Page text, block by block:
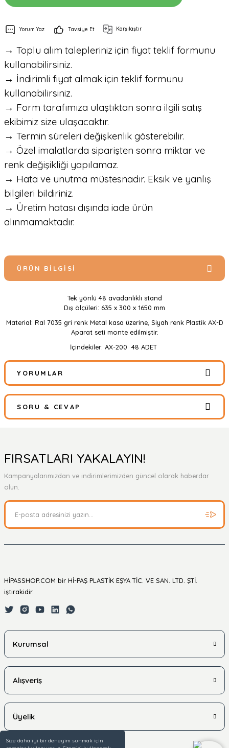
Size daha iyi bir deneyim sunmak için
Yorum Yaz Tavsiye Et Karşılaştır
→ Toplu alım talepleriniz için fiyat teklif formunu
kullanabilirsiniz.
→ İndirimli fiyat almak için teklif formunu
kullanabilirsiniz.
→ Form tarafımıza ulaştıktan sonra ilgili satış
ekibimiz size ulaşacaktır.
→ Termin süreleri değişkenlik gösterebilir.
→ Özel imalatlarda siparişten sonra miktar ve
renk değişikliği yapılamaz.
→ Hata ve unutma müstesnadır. Eksik ve yanlış
bilgileri bildiriniz.
→ Üretim hatası dışında iade ürün
alınmamaktadır.
ÜRÜN BILGISI
Tek yönlü 48 avadanlıklı stand
Dış ölçüleri: 635 x 300 x 1650 mm
Material: Ral 7035 gri renk Metal kasa üzerine, Siyah renk Plastik AX-D
Aparat seti monte edilmiştir.
İçindekiler: AX-200 48 ADET
YORUMLAR
Bu ürüne ilk yorumu siz yapın!
Yorum Yaz
SORU & CEVAP
Ürün hakkında henüz soru sorulmamış.
FIRSATLARI YAKALAYIN!
Kampanyalarımızdan ve indirimlerimizden güncel olarak haberdar
olun.
HİPASSHOP.COM bir Hİ-PAŞ PLASTİK EŞYA TİC. VE SAN. LTD. ŞTİ.
iştirakidir.
Kurumsal
Alışveriş
Üyelik